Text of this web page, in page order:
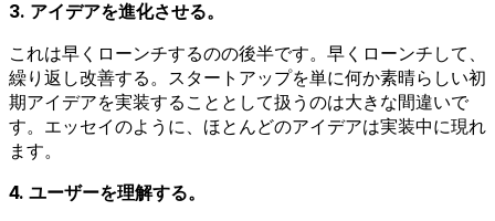
3. アイデアを進化させる。
これは早くローンチするのの後半です。早くローンチして、
繰り返し改善する。スタートアップを単に何か素晴らしい初
期アイデアを実装することとして扱うのは大きな間違いで
す。エッセイのように、ほとんどのアイデアは実装中に現れ
ます。
4. ユーザーを理解する。